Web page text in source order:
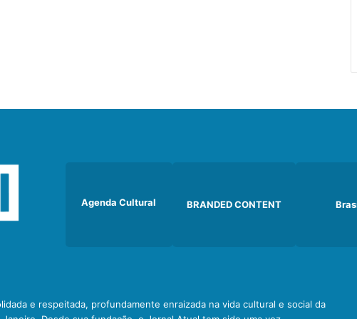
Agenda Cultural BRANDED CONTENT
e respeitada, profundamente enraizada na vida cultural e social da